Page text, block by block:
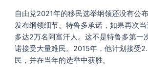
自由党2021年的移民选举纲领还没有公
发布纲领细节。特鲁多承诺，如果再次
多达2万名阿富汗人。这不是特鲁多第一
诺接受大量难民。2015年，他计划接受
民，并在当年的选举中获胜。